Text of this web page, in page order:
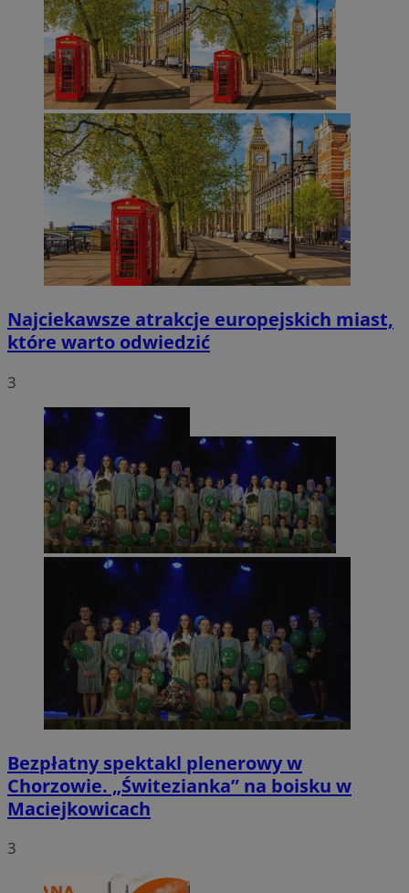
Najciekawsze atrakcje europejskich miast,
które warto odwiedzić
3
Bezpłatny spektakl plenerowy w
Chorzowie. „Świtezianka” na boisku w
Maciejkowicach
3